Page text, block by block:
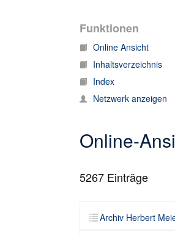
Funktionen
Online Ansicht
Inhaltsverzeichnis
Index
Netzwerk anzeigen
Online-
5267 Einträge
Archiv Herbert